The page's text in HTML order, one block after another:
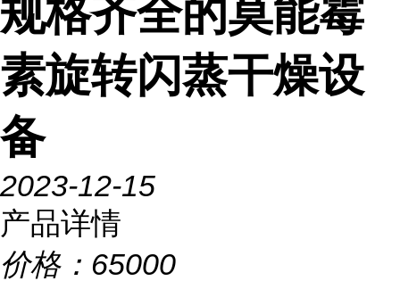
规格齐全的莫能霉
素旋转闪蒸干燥设
备
2023-12-15
产品详情
价格： 65000